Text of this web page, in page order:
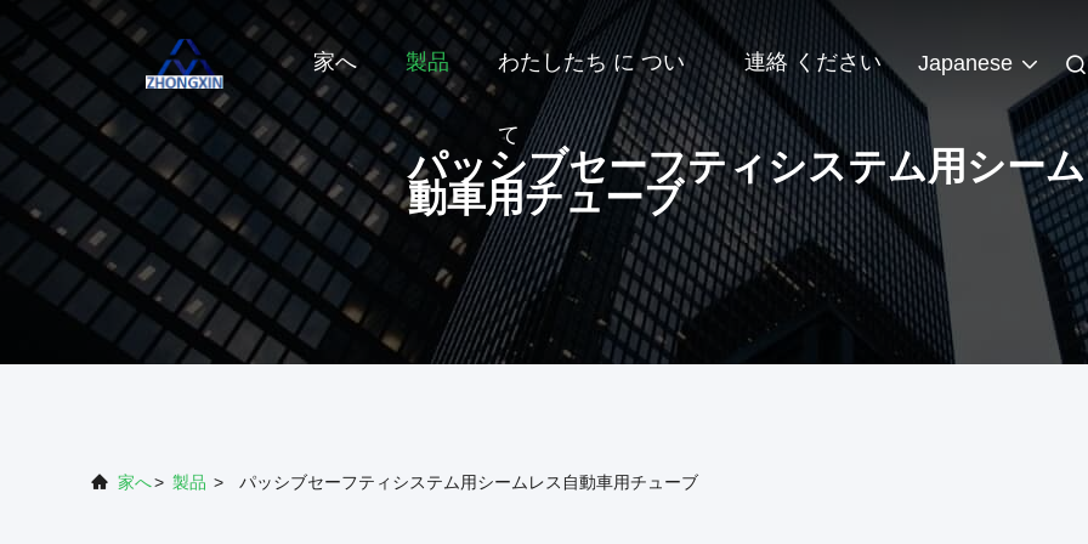
家へ 製品 わたしたち に つい
て
連絡 ください Japanese
パッシブセーフティシステム用シー
動車用チューブ
家へ> 製品 > パッシブセーフティシステム用シームレス自動車用チューブ